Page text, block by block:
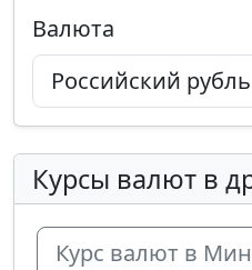
Валюта
Курсы валют в
Курс валют в